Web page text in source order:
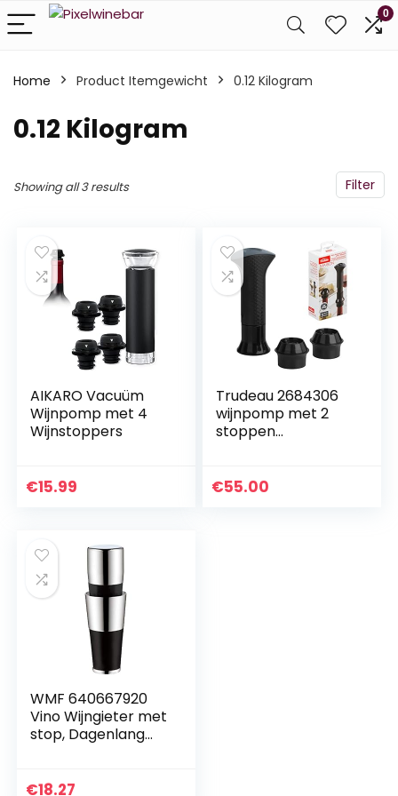
0
Home Product Itemgewicht ‎0.12 Kilogram
‎0.12 Kilogram
Filter
Showing all 3 results
AIKARO Vacuüm
Wijnpomp met 4
Wijnstoppers
€15.99
Trudeau 2684306
wijnpomp met 2
stoppen
cm
€55.00
WMF 640667920
Vino Wijngieter met
stop, Dagenlang
Schenken,
€18.27